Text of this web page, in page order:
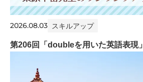
2026.08.03 スキルアップ
第206回「doubleを用いた英語表現」